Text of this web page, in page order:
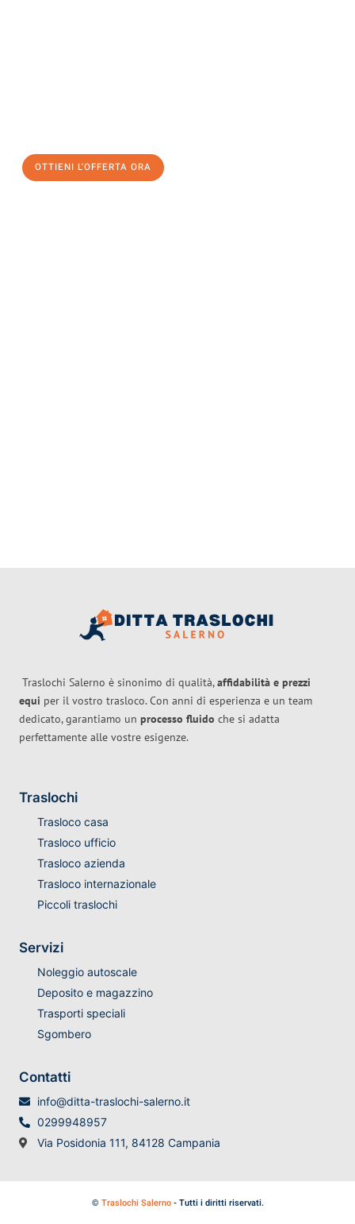
OTTIENI L'OFFERTA ORA
Traslochi Salerno è sinonimo di qualità,affidabilità e prezzi
equi per il vostro trasloco. Con anni di esperienza e un team
dedicato, garantiamo un processo fluido che si adatta
perfettamente alle vostre esigenze.
Traslochi
Trasloco casa
Trasloco ufficio
Trasloco azienda
Trasloco internazionale
Piccoli traslochi
Servizi
Noleggio autoscale
Deposito e magazzino
Trasporti speciali
Sgombero
Contatti
info@ditta-traslochi-salerno.it
0299948957
Via Posidonia 111, 84128 Campania
© Traslochi Salerno- Tutti i diritti riservati.